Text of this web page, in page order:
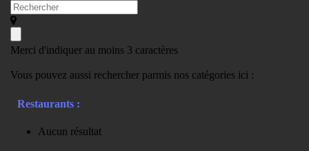
Merci d'indiquer au moins 3 caractères
Vous pouvez aussi rechercher parmis nos catégories ici :
Restaurants :
Aucun résultat